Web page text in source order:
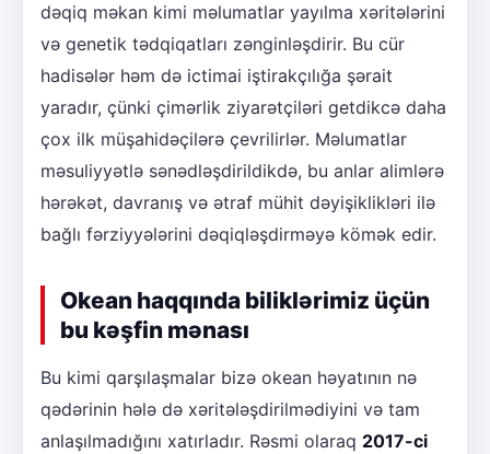
dəqiq məkan kimi məlumatlar yayılma xəritələrini
və genetik tədqiqatları zənginləşdirir. Bu cür
hadisələr həm də ictimai iştirakçılığa şərait
yaradır, çünki çimərlik ziyarətçiləri getdikcə daha
çox ilk müşahidəçilərə çevrilirlər. Məlumatlar
məsuliyyətlə sənədləşdirildikdə, bu anlar alimlərə
hərəkət, davranış və ətraf mühit dəyişiklikləri ilə
bağlı fərziyyələrini dəqiqləşdirməyə kömək edir.
Okean haqqında biliklərimiz üçün
bu kəşfin mənası
Bu kimi qarşılaşmalar bizə okean həyatının nə
qədərinin hələ də xəritələşdirilmədiyini və tam
anlaşılmadığını xatırladır. Rəsmi olaraq 2017-ci